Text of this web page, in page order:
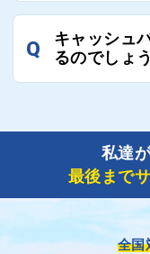
また、急ぎの場
にご協力いた
り期間を短縮
だきます。
風災補償を適
Q
キャッシュ
るのでしょ
了しましたら
に各項目を入
その内容を屋
までには送付手
※キャッシュバ
ます。
私達
最後まで
全国